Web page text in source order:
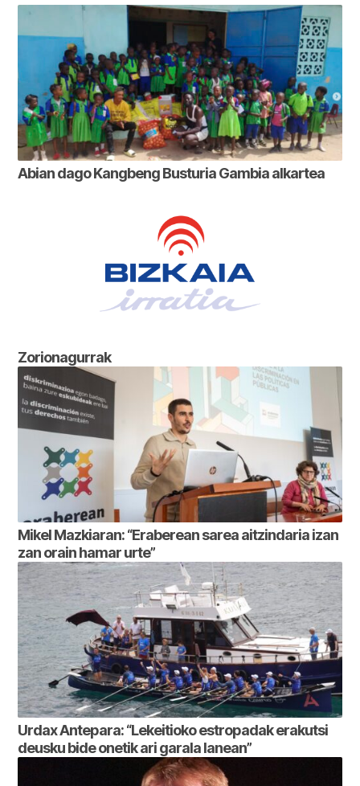
Abian dago Kangbeng Busturia Gambia alkartea
Zorionagurrak
Mikel Mazkiaran: “Eraberean sarea aitzindaria izan
zan orain hamar urte”
Urdax Antepara: “Lekeitioko estropadak erakutsi
deusku bide onetik ari garala lanean”